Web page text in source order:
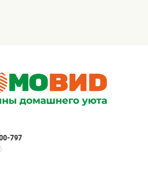
797